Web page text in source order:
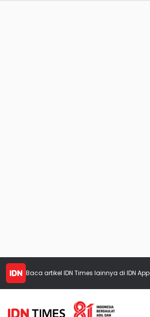
Baca artikel IDN Times lainnya di IDN App